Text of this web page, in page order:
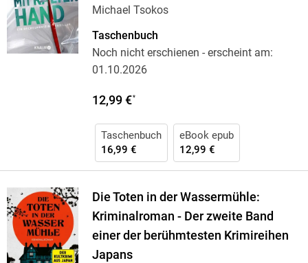
Michael Tsokos
Taschenbuch
Noch nicht erschienen - erscheint am:
01.10.2026
12,99 €*
Taschenbuch
16,99 €
eBook epub
12,99 €
Die Toten in der Wassermühle:
Kriminalroman - Der zweite Band
einer der berühmtesten Krimireihen
Japans